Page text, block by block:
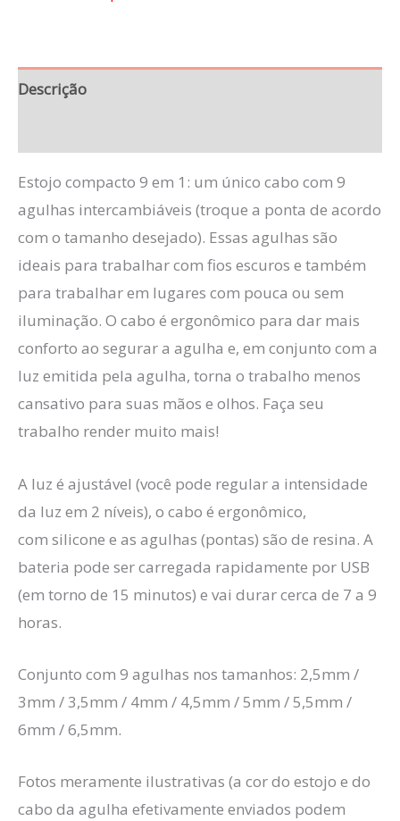
Descrição
Estojo compacto 9 em 1: um único cabo com 9
agulhas intercambiáveis (troque a ponta de acordo
com o tamanho desejado). Essas agulhas são
ideais para trabalhar com fios escuros e também
para trabalhar em lugares com pouca ou sem
iluminação. O cabo é ergonômico para dar mais
conforto ao segurar a agulha e, em conjunto com a
luz emitida pela agulha, torna o trabalho menos
cansativo para suas mãos e olhos. Faça seu
trabalho render muito mais!
A luz é ajustável (você pode regular a intensidade
da luz em 2 níveis), o cabo é ergonômico,
com silicone e as agulhas (pontas) são de resina. A
bateria pode ser carregada rapidamente por USB
(em torno de 15 minutos) e vai durar cerca de 7 a 9
horas.
Conjunto com 9 agulhas nos tamanhos: 2,5mm /
3mm / 3,5mm / 4mm / 4,5mm / 5mm / 5,5mm /
6mm / 6,5mm.
Fotos meramente ilustrativas (a cor do estojo e do
cabo da agulha efetivamente enviados podem